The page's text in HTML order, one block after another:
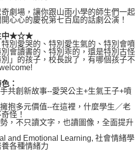
場，讓你跟山雨小學的師生們一起
心心的慶祝第七百屆的話劇公演！
中★☆★
愛哭的、特別愛生氣的、特別會噴
會讀書的、特別乖的，還是特別古怪
」的孩子，校長說了，有哪個孩子不
：
創新故事--愛哭公主+生氣王子+噴
多元價值--在這裡，什麼學生／老
怪！
不只讀文字，也讀圖像，全面提升
Emotional Learning, 社會情緒學
各種情緒力